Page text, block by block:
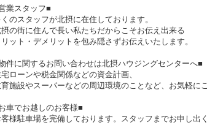
業スタッフ■
くのスタッフが北摂に在住しております。
の街に住んで長い私たちだからこそお伝え出来る
リット・デメリットを包み隠さずお伝えいたします。
件に関するお問い合わせは北摂ハウジングセンターへ■
ローンや税金関係などの資金計画、
施設やスーパーなどの周辺環境のことなど、お気軽に
車でお越しのお客様■
客様駐車場を完備しております。スタッフまでお申し出く